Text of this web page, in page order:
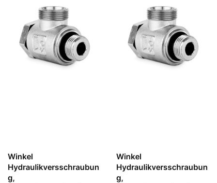
Winkel
Hydraulikversschraubun
g,
Winkel
Hydraulikversschraubun
g,